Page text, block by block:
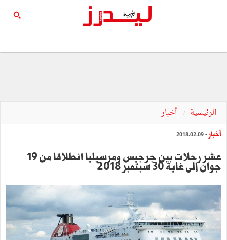
الرئيسية أخبار
أخبار - 2018.02.09
عشر رحلات بين جرجيس ومرسيليا انطلاقا من 19
جوان إلى غاية 30 سبتمبر 2018